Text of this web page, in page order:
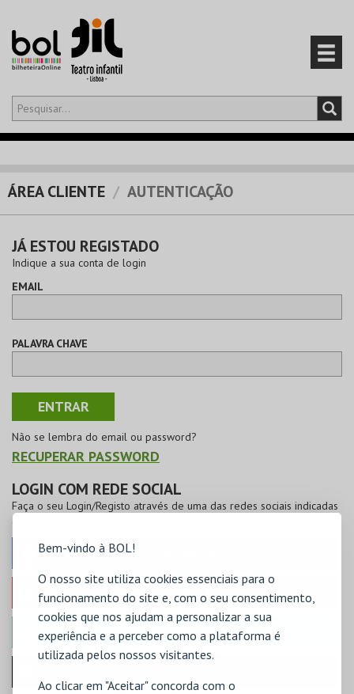
Bem-vindo à BOL!
O nosso site utiliza cookies essenciais para o
funcionamento do site e, com o seu consentimento,
cookies que nos ajudam a personalizar a sua
experiência e a perceber como a plataforma é
utilizada pelos nossos visitantes.
Ao clicar em "Aceitar" concorda com o
Olá,iniciar sessão
EVENTOS
CARTÕES
PRODUTOS
ÁREA CLIENTE AUTENTICAÇÃO
JÁ ESTOU REGISTADO
Indique a sua conta de login
EMAIL
PALAVRA CHAVE
Não se lembra do email ou password?
RECUPERAR PASSWORD
LOGIN COM REDE SOCIAL
Faça o seu Login/Registo através de uma das redes sociais indicadas
em baixo
GOOGLE
MICROSOFT